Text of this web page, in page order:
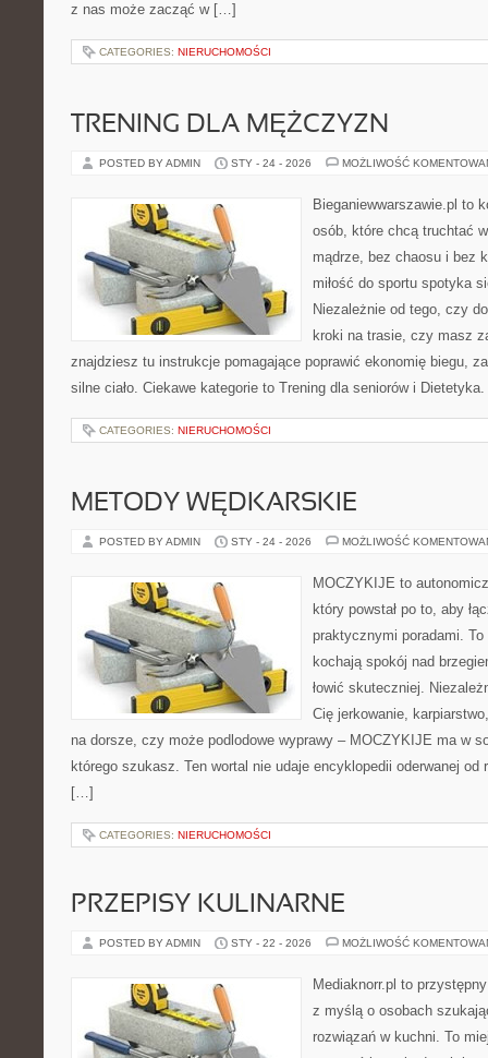
z nas może zacząć w […]
CATEGORIES: NIERUCHOMOŚCI
TRENING DLA MĘŻCZYZN
POSTED BY ADMIN STY - 24 - 2026 MOŻLIWOŚĆ
Bieganiewwarszawie.pl to
osób, które chcą truchtać
mądrze, bez chaosu i bez
miłość do sportu spotyka
Niezależnie od tego, czy
kroki na trasie, czy masz
znajdziesz tu instrukcje pomagające poprawić ekonomię biegu,
silne ciało. Ciekawe kategorie to Trening dla seniorów i
CATEGORIES: NIERUCHOMOŚCI
METODY WĘDKARSKIE
POSTED BY ADMIN STY - 24 - 2026 MOŻLIWOŚĆ
MOCZYKIJE to
który powstał po to, aby
praktycznymi poradami.
kochają spokój nad
łowić skuteczniej.
Cię jerkowanie,
na dorsze, czy może podlodowe wyprawy – MOCZYKIJE ma w
którego szukasz. Ten wortal nie udaje encyklopedii oderwanej
[…]
CATEGORIES: NIERUCHOMOŚCI
PRZEPISY KULINARNE
POSTED BY ADMIN STY - 22 - 2026 MOŻLIWOŚĆ
Mediaknorr.pl to
z myślą o osobach
rozwiązań w kuchni. To